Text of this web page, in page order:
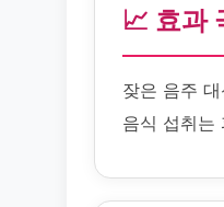
📈 효과
잦은 음주
음식 섭취는